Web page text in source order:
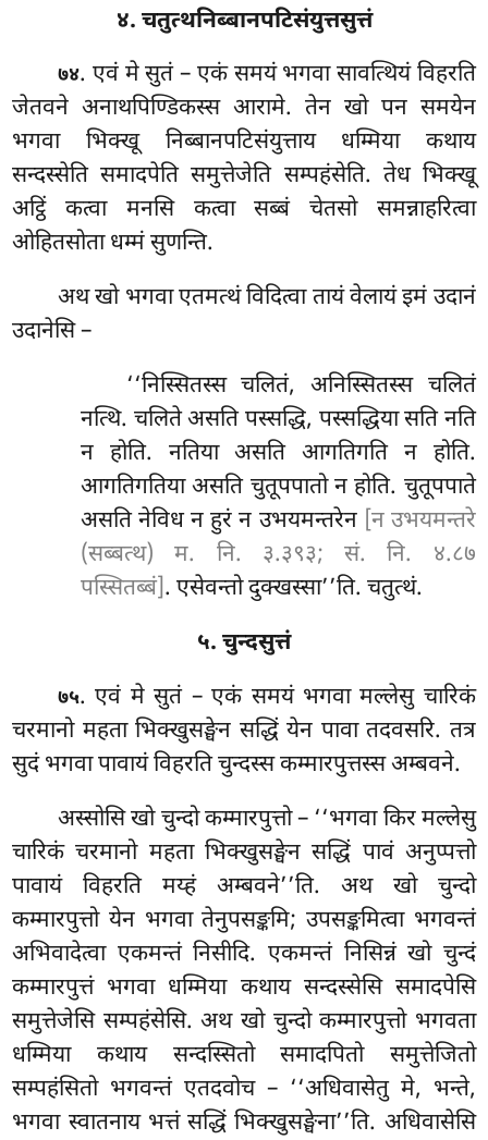
४. चतुत्थनिब्बानपटिसंयुत्तसुत्तं
७४. एवं मे सुतं – एकं समयं भगवा सावत्थियं विहरति
जेतवने अनाथपिण्डिकस्स आरामे. तेन खो पन समयेन
भगवा भिक्खू निब्बानपटिसंयुत्ताय धम्मिया कथाय
सन्दस्सेति समादपेति समुत्तेजेति सम्पहंसेति. तेध भिक्खू
अट्ठिं कत्वा मनसि कत्वा सब्बं चेतसो समन्नाहरित्वा
ओहितसोता धम्मं सुणन्ति.
अथ खो भगवा एतमत्थं विदित्वा तायं वेलायं इमं उदानं
उदानेसि –
‘‘निस्सितस्सचलितं, अनिस्सितस्स चलितं
नत्थि. चलिते असति पस्सद्धि, पस्सद्धिया सति नति
न होति. नतिया असति आगतिगति न होति.
आगतिगतिया असति चुतूपपातो न होति. चुतूपपाते
असति नेविध न हुरं न उभयमन्तरेन [न उभयमन्तरे
(सब्बत्थ) म. नि. ३.३९३; सं. नि. ४.८७
पस्सितब्बं]. एसेवन्तो दुक्खस्सा’’ति. चतुत्थं.
५. चुन्दसुत्तं
७५. एवं मे सुतं – एकं समयं भगवा मल्लेसु चारिकं
चरमानो महता भिक्खुसङ्घेन सद्धिं येन पावा तदवसरि. तत्र
सुदं भगवा पावायं विहरति चुन्दस्स कम्मारपुत्तस्स अम्बवने.
अस्सोसि खो चुन्दो कम्मारपुत्तो – ‘‘भगवा किर मल्लेसु
चारिकं चरमानो महता भिक्खुसङ्घेन सद्धिं पावं अनुप्पत्तो
पावायं विहरति मय्हं अम्बवने’’ति. अथ खो चुन्दो
कम्मारपुत्तो येन भगवा तेनुपसङ्कमि; उपसङ्कमित्वा भगवन्तं
अभिवादेत्वा एकमन्तं निसीदि. एकमन्तं निसिन्नं खो चुन्दं
कम्मारपुत्तं भगवा धम्मिया कथाय सन्दस्सेसि समादपेसि
समुत्तेजेसि सम्पहंसेसि. अथ खो चुन्दो कम्मारपुत्तो भगवता
धम्मिया कथाय सन्दस्सितो समादपितो समुत्तेजितो
सम्पहंसितो भगवन्तं एतदवोच – ‘‘अधिवासेतु मे, भन्ते,
भगवा स्वातनाय भत्तं सद्धिं भिक्खुसङ्घेना’’ति. अधिवासेसि